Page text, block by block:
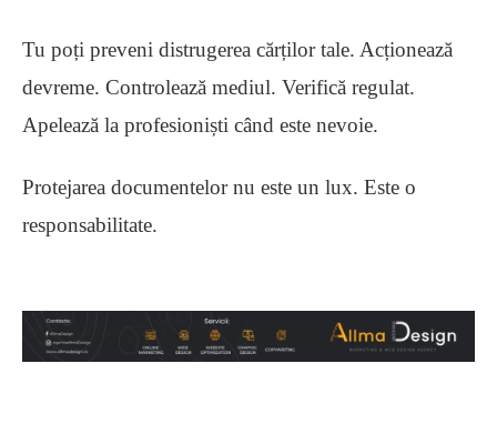
Tu poți preveni distrugerea cărților tale. Acționează
devreme. Controlează mediul. Verifică regulat.
Apelează la profesioniști când este nevoie.
Protejarea documentelor nu este un lux. Este o
responsabilitate.